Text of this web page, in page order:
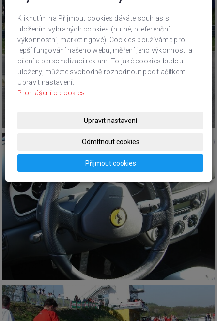
Kliknutím na Přijmout cookies dáváte souhlas s
uložením vybraných cookies (nutné, preferenční,
výkonnostní, marketingové). Cookies používáme pro
lepší fungování našeho webu, měření jeho výkonnosti a
cílení a personalizaci reklam. To jaké cookies budou
uloženy, můžete svobodně rozhodnout pod tlačítkem
Upravit nastavení.
Prohlášení o cookies.
Upravit nastavení
Odmítnout cookies
Přijmout cookies